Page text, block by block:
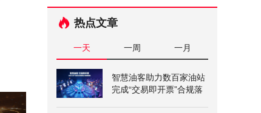
热点文章
一天 一周 一月
智慧油客助力数百家油站
完成“交易即开票”合规落